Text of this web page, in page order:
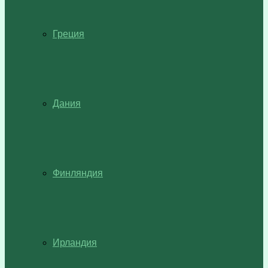
Греция
Дания
Финляндия
Ирландия